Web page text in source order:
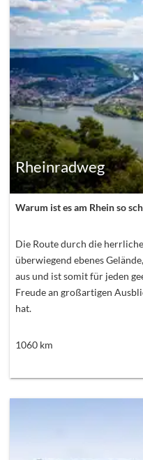
Rheinradweg
Warum ist es am Rhein so
Die Route durch die
überwiegend ebenes
aus und ist somit für jeden
Freude an großartigen
hat.
1060km